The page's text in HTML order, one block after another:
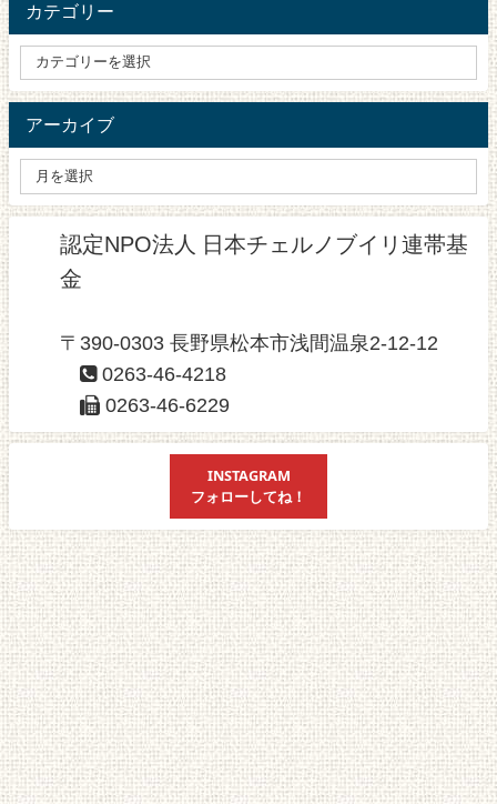
カテゴリー
アーカイブ
認定NPO法人 日本チェルノブイリ連帯基
金
〒390-0303 長野県松本市浅間温泉2-12-12
0263-46-4218
0263-46-6229
INSTAGRAM
フォローしてね！